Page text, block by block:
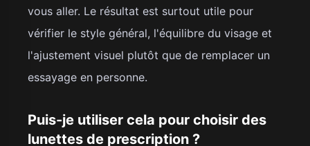
vous aller. Le résultat est surtout utile pour
vérifier le style général, l'équilibre du visage et
l'ajustement visuel plutôt que de remplacer un
essayage en personne.
Puis-je utiliser cela pour choisir des
lunettes de prescription ?